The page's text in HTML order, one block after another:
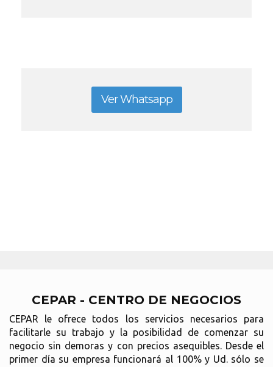
Ver Whatsapp
CEPAR - CENTRO DE NEGOCIOS
CEPAR le ofrece todos los servicios necesarios para
facilitarle su trabajo y la posibilidad de comenzar su
negocio sin demoras y con precios asequibles. Desde el
primer día su empresa funcionará al 100% y Ud. sólo se